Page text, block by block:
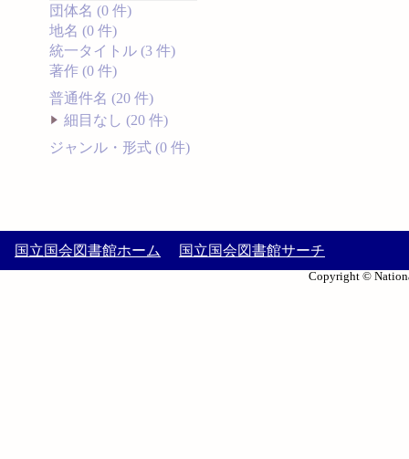
団体名 (0 件)
地名 (0 件)
統一タイトル (3 件)
著作 (0 件)
普通件名 (20 件)
細目なし (20 件)
ジャンル・形式 (0 件)
国立国会図書館ホーム 国立国会図書館サーチ
Copyright ©